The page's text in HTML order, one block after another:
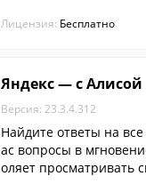
ной версией Edge в
Лицензия: Бесплатно
Яндекс — с Алисой
Версия: 23.3.4.312
Найдите ответы на
ас вопросы в
оляет просматривать